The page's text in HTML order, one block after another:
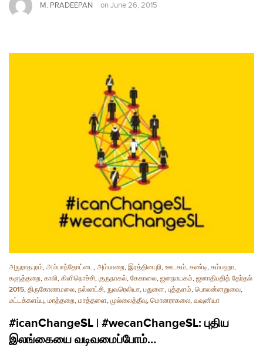
M. PRADEEPAN on June 26, 2015
அநுராதபுரம், அம்பாந்தோட்டை, அம்பாறை, இரத்தினபுரி, ஊடகம், கண்டி, கம்பஹா,
களுத்தறை, காலி, கிளிநொச்சி, குருநாகல், கேகாலை, ஜனநாயகம், ஜனாதிபதித் தேர்தல்
2015, திருகோணமலை, நல்லாட்சி, நுவரெலியா, பதுளை, புத்தளம், பொலன்னறுவை,
மட்டக்களப்பு, மாத்தறை, மாத்தளை, முல்லைத்தீவு, மொனராகலை, வவுனியா
#icanChangeSL | #wecanChangeSL: புதிய
இலங்கையை வடிவமைப்போம்…